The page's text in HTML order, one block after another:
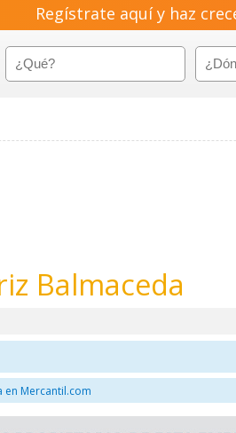
Regístrate aquí y haz
Balmaceda
en Mercantil.com